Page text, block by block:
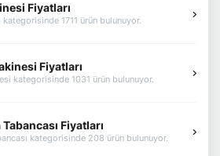
Fiyatları
kategorisinde 1711 ürün bulunuyor.
Fiyatları
kategorisinde 1031 ürün bulunuyor.
Fiyatları
kategorisinde 208 ürün bulunuyor.